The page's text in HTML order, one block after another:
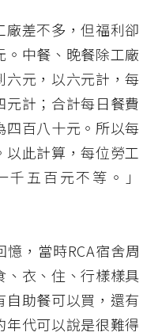
廠差不多，但福利卻
中餐、晚餐除工廠
六元，以六元計，每
元計；合計每日餐費
四百八十元。所以每
此計算，每位勞工
五百元不等。」
，當時RCA宿舍周
衣、住、行樣樣具
助餐可以買，還有
代可以說是很難得